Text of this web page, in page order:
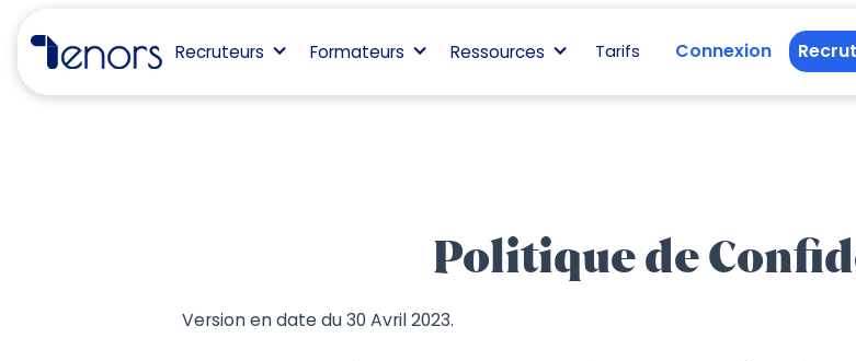
Recruteurs Formateurs Ressources Tarifs Connexion
Politique de
Version en date du 30 Avril 2023.​